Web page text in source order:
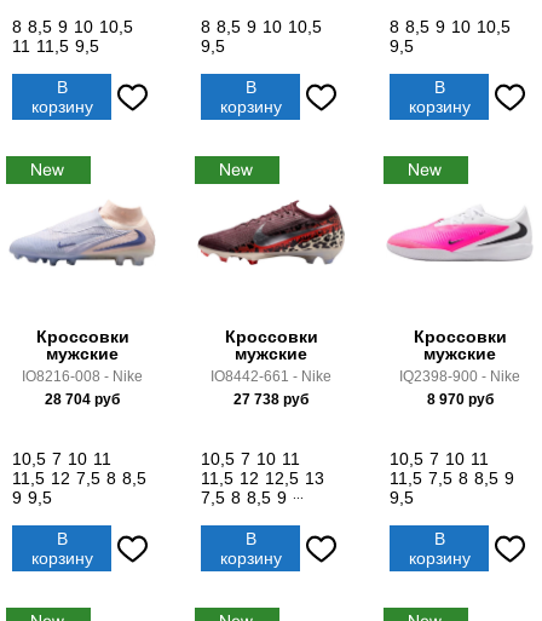
8 8,5 9 10 10,5
11 11,5 9,5
В
корзину
8 8,5 9 10 10,5
9,5
В
корзину
8 8,5 9 10 10,5
9,5
В
корзину
Кроссовки
мужские
IO8216-008 - Nike
28 704 руб
10,5 7 10 11
11,5 12 7,5 8 8,5
9 9,5
В
корзину
Кроссовки
мужские
IO8442-661 - Nike
27 738 руб
10,5 7 10 11
11,5 12 12,5 13
7,5 8 8,5 9
В
корзину
Кроссовки
мужские
IQ2398-900 - Nike
8 970руб
10,5 7 10 11
11,5 7,5 8 8,5 9
9,5
В
корзину